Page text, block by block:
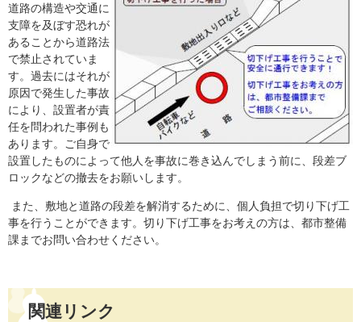
道路の構造や交通に
支障を及ぼす恐れが
あることから道路法
で禁止されていま
す。過去にはそれが
原因で発生した事故
により、設置者が責
任を問われた事例も
あります。ご自身で
設置したものによって他人を事故に巻き込んでしまう前に、段差ブ
ロックなどの撤去をお願いします。
また、敷地と道路の段差を解消するために、個人負担で切り下げ工
事を行うことができます。切り下げ工事をお考えの方は、都市整備
課までお問い合わせください。
関連リンク